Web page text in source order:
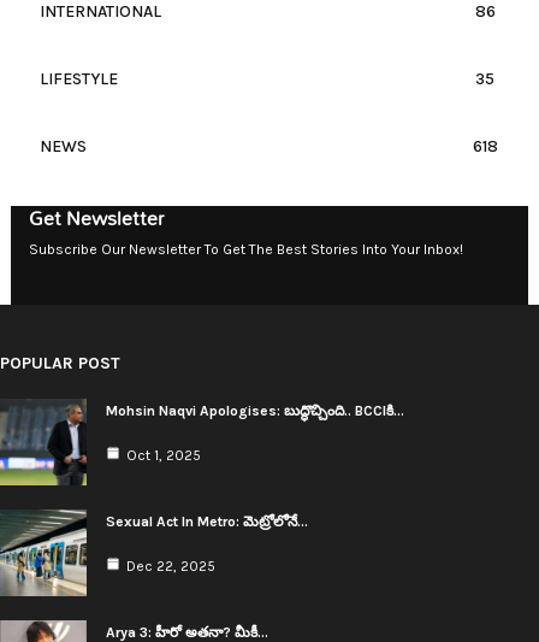
INTERNATIONAL 86
LIFESTYLE 35
NEWS 618
Get Newsletter
Subscribe Our Newsletter To Get The Best Stories Into Your Inbox!
POPULAR POST
Mohsin Naqvi Apologises: బుద్ధొచ్చింది.. BCCIకి…
Oct 1, 2025
Sexual Act In Metro: మెట్రోలోనే…
Dec 22, 2025
Arya 3: హీరో అత‌నా? మీకీ…